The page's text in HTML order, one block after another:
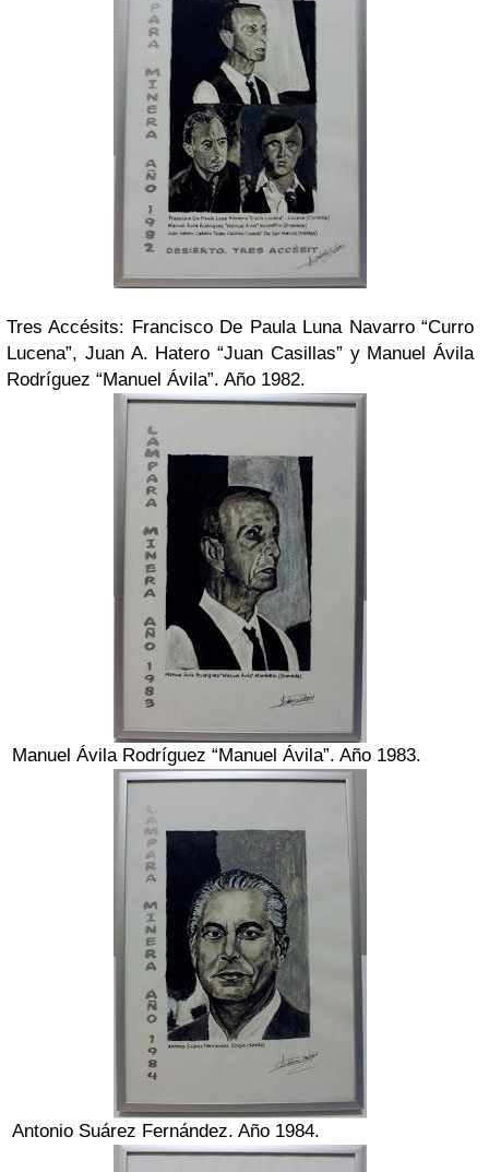
Tres Accésits: Francisco De Paula Luna Navarro “Curro
Lucena”, Juan A. Hatero “Juan Casillas” y Manuel Ávila
Rodríguez “Manuel Ávila”. Año 1982.
Manuel Ávila Rodríguez “Manuel Ávila”. Año 1983.
Antonio Suárez Fernández. Año 1984.